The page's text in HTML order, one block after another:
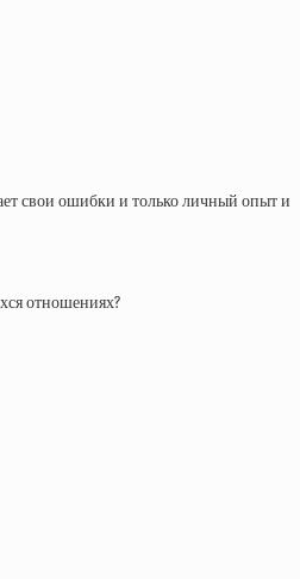
свои ошибки и только личный опыт и
отношениях?